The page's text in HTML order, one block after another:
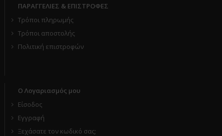
ΠΑΡΑΓΓΕΛΙΕΣ & ΕΠΙΣΤΡΟΦΕΣ
Τρόποι πληρωμής
Τρόποι αποστολής
Πολιτική επιστροφών
Ο Λογαριασμός μου
Είσοδος
Εγγραφή
Ξεχάσατε τον κωδικό σας;